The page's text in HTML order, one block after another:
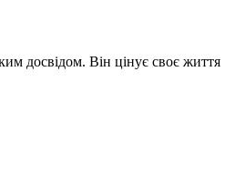
досвідом. Він цінує своє життя